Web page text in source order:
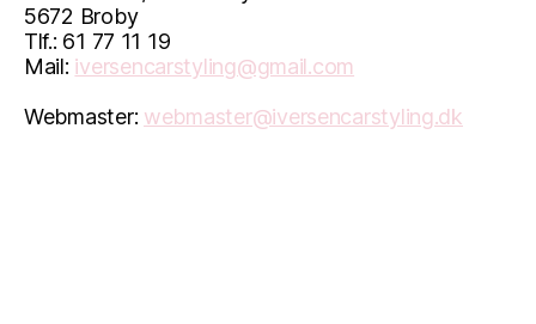
5672 Broby
Tlf.: 61 77 11 19
Mail: iversencarstyling@gmail.com
Webmaster: webmaster@iversencarstyling.dk